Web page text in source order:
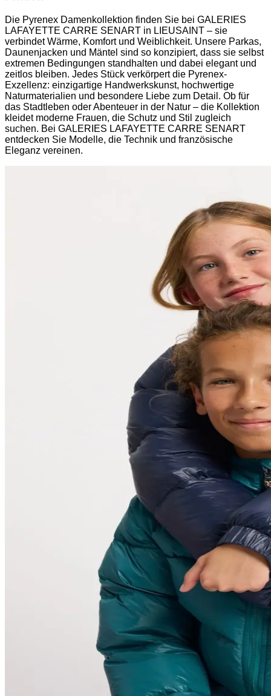
Die Pyrenex Damenkollektion finden Sie bei GALERIES
LAFAYETTE CARRE SENART in LIEUSAINT – sie
verbindet Wärme, Komfort und Weiblichkeit. Unsere Parkas,
Daunenjacken und Mäntel sind so konzipiert, dass sie selbst
extremen Bedingungen standhalten und dabei elegant und
zeitlos bleiben. Jedes Stück verkörpert die Pyrenex-
Exzellenz: einzigartige Handwerkskunst, hochwertige
Naturmaterialien und besondere Liebe zum Detail. Ob für
das Stadtleben oder Abenteuer in der Natur – die Kollektion
kleidet moderne Frauen, die Schutz und Stil zugleich
suchen. Bei GALERIES LAFAYETTE CARRE SENART
entdecken Sie Modelle, die Technik und französische
Eleganz vereinen.